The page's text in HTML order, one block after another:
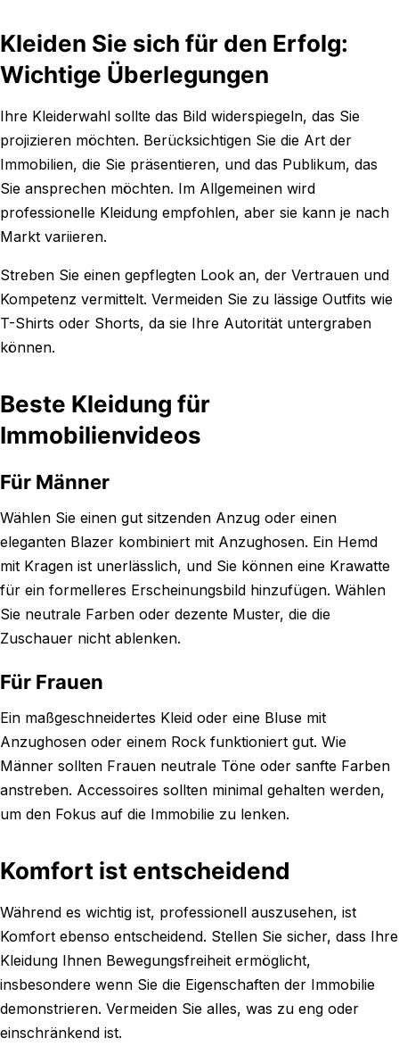
Kleiden Sie sich für den Erfolg:
Wichtige Überlegungen
Ihre Kleiderwahl sollte das Bild widerspiegeln, das Sie
projizieren möchten. Berücksichtigen Sie die Art der
Immobilien, die Sie präsentieren, und das Publikum, das
Sie ansprechen möchten. Im Allgemeinen wird
professionelle Kleidung empfohlen, aber sie kann je nach
Markt variieren.
Streben Sie einen gepflegten Look an, der Vertrauen und
Kompetenz vermittelt. Vermeiden Sie zu lässige Outfits wie
T-Shirts oder Shorts, da sie Ihre Autorität untergraben
können.
Beste Kleidung für
Immobilienvideos
Für Männer
Wählen Sie einen gut sitzenden Anzug oder einen
eleganten Blazer kombiniert mit Anzughosen. Ein Hemd
mit Kragen ist unerlässlich, und Sie können eine Krawatte
für ein formelleres Erscheinungsbild hinzufügen. Wählen
Sie neutrale Farben oder dezente Muster, die die
Zuschauer nicht ablenken.
Für Frauen
Ein maßgeschneidertes Kleid oder eine Bluse mit
Anzughosen oder einem Rock funktioniert gut. Wie
Männer sollten Frauen neutrale Töne oder sanfte Farben
anstreben. Accessoires sollten minimal gehalten werden,
um den Fokus auf die Immobilie zu lenken.
Komfort ist entscheidend
Während es wichtig ist, professionell auszusehen, ist
Komfort ebenso entscheidend. Stellen Sie sicher, dass Ihre
Kleidung Ihnen Bewegungsfreiheit ermöglicht,
insbesondere wenn Sie die Eigenschaften der Immobilie
demonstrieren. Vermeiden Sie alles, was zu eng oder
einschränkend ist.